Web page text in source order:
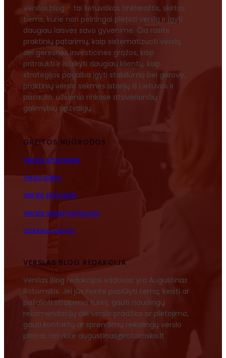
Verslas.blog – tai lietuviškas tinklaraštis, skirtas
tiems, kurie nori pelningai plėtoti verslą ir įgyti
daugiau laisvės savo gyvenime. Čia rasite
praktinių patarimų, kaip sistematizuoti verslą
dėl geresnės investicinės grąžos, kaip
pritraukti ir išlaikyti daugiau klientų, kaip
strategijos pagalba įgyti stabilumą bei gerovę,
praktinių verslo sėkmės istorijų iš Lietuvos ir
pasaulio, užsienio rinkose atsiveriančių
galimybių apžvalgų.
GREITOS NUORODOS
Verslo strategija
Verslo plėtra
Verslo principai
Verslo sistematizacija
Globalus verslas
VERSLAS BLOG REDAKCIJA
Verslas Blog redakcijos vadovas yra Augustinas
Rotomskis. Jei jūs norite pasiūlyti temą, keisti ar
pašalinti straipsnio turinį, gauti naudingų
rekomendacijų dėl verslo pradžios ar plėtojimo,
gauti kontaktų ar sprendimų reikalingų verslo
plėtrai, rašykite augustinas@rotomskis.lt